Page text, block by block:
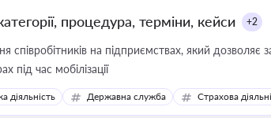
процедура, терміни, кейси +2
на підприємствах, який дозволяє
під час мобілізації
діяльність Державна служба Страхова